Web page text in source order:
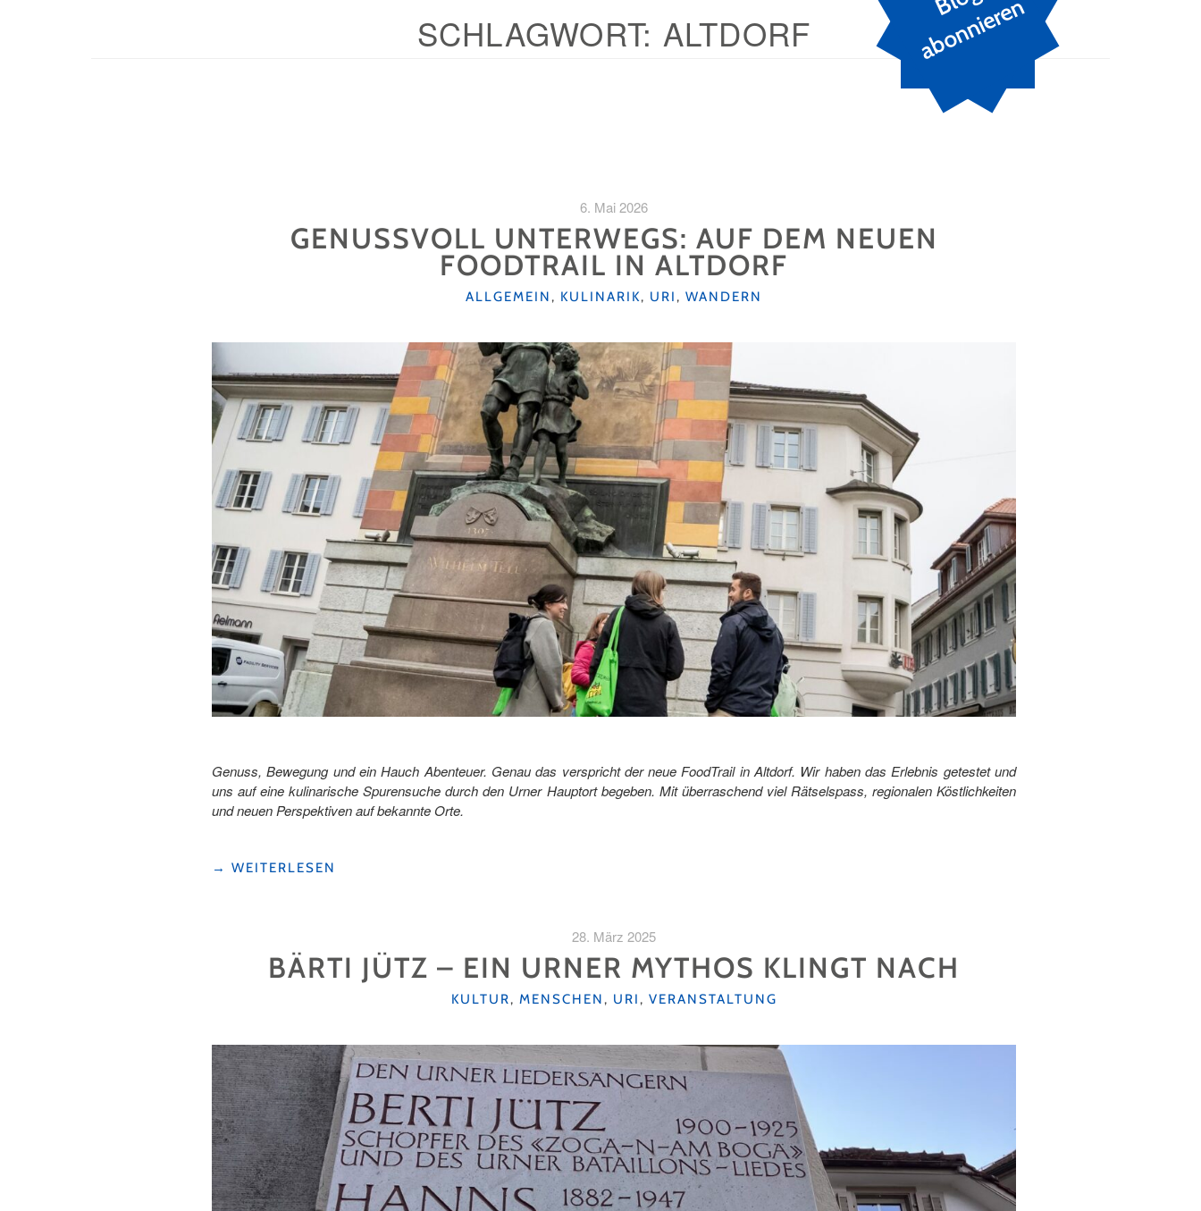
n
SCHLAGWORT: ALTDORF
6. Mai 2026
GENUSSVOLL UNTERWEGS: AUF DEM NEUEN
FOODTRAIL IN ALTDORF
KATEGORIEN
ALLGEMEIN, KULINARIK, URI, WANDERN
Genuss, Bewegung und ein Hauch Abenteuer. Genau das verspricht der neue FoodTrail in Altdorf. Wir haben das Erlebnis getestet und
uns auf eine kulinarische Spurensuche durch den Urner Hauptort begeben. Mit überraschend viel Rätselspass, regionalen Köstlichkeiten
und neuen Perspektiven auf bekannte Orte.
"GENUSSVOLL
FOODTRAIL
→ WEITERLESEN
28. März 2025
BÄRTI JÜTZ – EIN URNER MYTHOS KLINGT NACH
KATEGORIEN
KULTUR, MENSCHEN, URI, VERANSTALTUNG